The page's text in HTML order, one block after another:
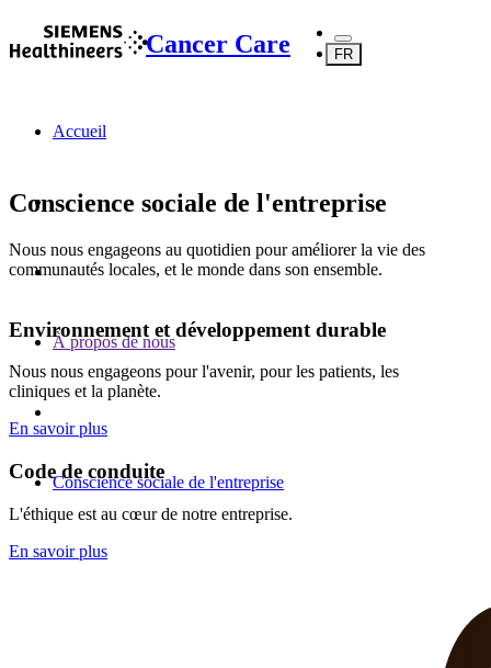
Cancer Care FR
Accueil
À propos de nous‌
Conscience sociale de l'entreprise
Conscience sociale de l'entreprise
Nous nous engageons au quotidien pour améliorer la vie des
communautés locales, et le monde dans son ensemble.
Environnement et développement durable
Nous nous engageons pour l'avenir, pour les patients, les
cliniques et la planète.
En savoir plus
Code de conduite
L'éthique est au cœur de notre entreprise.
En savoir plus